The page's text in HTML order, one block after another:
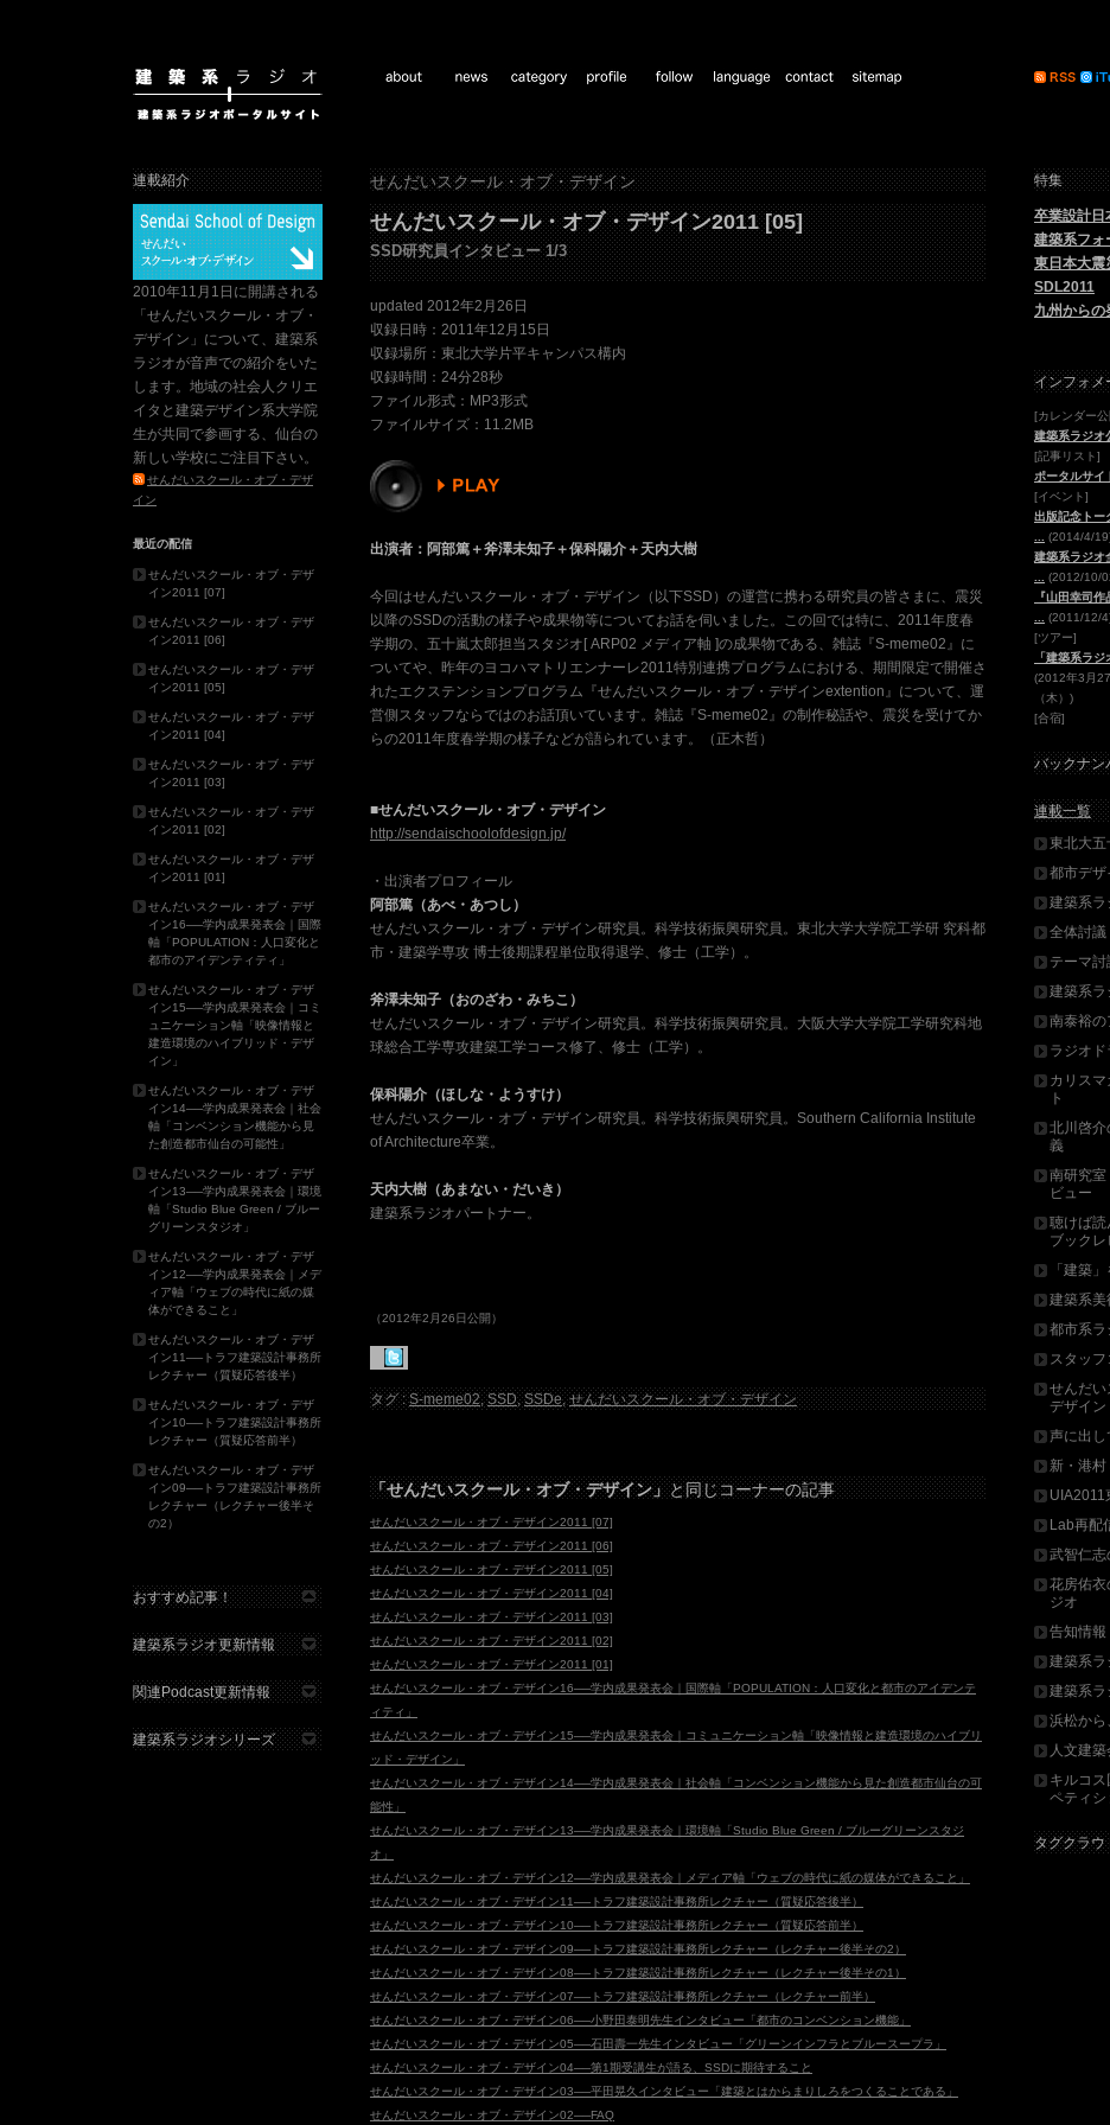
せんだいスクール・オブ・デザイン
せんだいスクール・オブ・デザイン2011 [05]
SSD研究員インタビュー 1/3
updated 2012年2月26日
収録日時：2011年12月15日
収録場所：東北大学片平キャンパス構内
収録時間：24分28秒
ファイル形式：MP3形式
ファイルサイズ：11.2MB
出演者：阿部篤＋斧澤未知子＋保科陽介＋天内大樹
今回はせんだいスクール・オブ・デザイン（以下SSD）の運営に携わる研究員の皆さまに、震災
以降のSSDの活動の様子や成果物等についてお話を伺いました。この回では特に、2011年度春
学期の、五十嵐太郎担当スタジオ[ ARP02 メディア軸 ]の成果物である、雑誌『S-meme02』に
ついてや、昨年のヨコハマトリエンナーレ2011特別連携プログラムにおける、期間限定で開催さ
れたエクステンションプログラム『せんだいスクール・オブ・デザインextention』について、運
営側スタッフならではのお話頂いています。雑誌『S-meme02』の制作秘話や、震災を受けてか
らの2011年度春学期の様子などが語られています。（正木哲）
■せんだいスクール・オブ・デザイン
http://sendaischoolofdesign.jp/
・出演者プロフィール
阿部篤（あべ・あつし）
せんだいスクール・オブ・デザイン研究員。科学技術振興研究員。東北大学大学院工学研 究科都
市・建築学専攻 博士後期課程単位取得退学、修士（工学）。
斧澤未知子（おのざわ・みちこ）
せんだいスクール・オブ・デザイン研究員。科学技術振興研究員。大阪大学大学院工学研究科地
球総合工学専攻建築工学コース修了、修士（工学）。
保科陽介（ほしな・ようすけ）
せんだいスクール・オブ・デザイン研究員。科学技術振興研究員。Southern California Institute
of Architecture卒業。
天内大樹（あまない・だいき）
建築系ラジオパートナー。
（2012年2月26日公開）
タグ :S-meme02,SSD,SSDe,せんだいスクール・オブ・デザイン
「せんだいスクール・オブ・デザイン」と同じコーナーの記事
せんだいスクール・オブ・デザイン2011 [07]
せんだいスクール・オブ・デザイン2011 [06]
せんだいスクール・オブ・デザイン2011 [05]
せんだいスクール・オブ・デザイン2011 [04]
せんだいスクール・オブ・デザイン2011 [03]
せんだいスクール・オブ・デザイン2011 [02]
せんだいスクール・オブ・デザイン2011 [01]
せんだいスクール・オブ・デザイン16──学内成果発表会｜国際軸「POPULATION：人口変化と都市のアイデンテ
ィティ」
せんだいスクール・オブ・デザイン15──学内成果発表会｜コミュニケーション軸「映像情報と建造環境のハイブリ
ッド・デザイン」
せんだいスクール・オブ・デザイン14──学内成果発表会｜社会軸「コンベンション機能から見た創造都市仙台の可
能性」
せんだいスクール・オブ・デザイン13──学内成果発表会｜環境軸「Studio Blue Green / ブルーグリーンスタジ
オ」
せんだいスクール・オブ・デザイン12──学内成果発表会｜メディア軸「ウェブの時代に紙の媒体ができること」
せんだいスクール・オブ・デザイン11──トラフ建築設計事務所レクチャー（質疑応答後半）
せんだいスクール・オブ・デザイン10──トラフ建築設計事務所レクチャー（質疑応答前半）
せんだいスクール・オブ・デザイン09──トラフ建築設計事務所レクチャー（レクチャー後半その2）
せんだいスクール・オブ・デザイン08──トラフ建築設計事務所レクチャー（レクチャー後半その1）
せんだいスクール・オブ・デザイン07──トラフ建築設計事務所レクチャー（レクチャー前半）
せんだいスクール・オブ・デザイン06──小野田泰明先生インタビュー「都市のコンベンション機能」
せんだいスクール・オブ・デザイン05──石田壽一先生インタビュー「グリーンインフラとブルースープラ」
せんだいスクール・オブ・デザイン04──第1期受講生が語る、SSDに期待すること
せんだいスクール・オブ・デザイン03──平田晃久インタビュー「建築とはからまりしろをつくることである」
せんだいスクール・オブ・デザイン02──FAQ
連載紹介
2010年11月1日に開講される
「せんだいスクール・オブ・
デザイン」について、建築系
ラジオが音声での紹介をいた
します。地域の社会人クリエ
イタと建築デザイン系大学院
生が共同で参画する、仙台の
新しい学校にご注目下さい。
せんだいスクール・オブ・デザ
イン
最近の配信
せんだいスクール・オブ・デザ
イン2011 [07]
せんだいスクール・オブ・デザ
イン2011 [06]
せんだいスクール・オブ・デザ
イン2011 [05]
せんだいスクール・オブ・デザ
イン2011 [04]
せんだいスクール・オブ・デザ
イン2011 [03]
せんだいスクール・オブ・デザ
イン2011 [02]
せんだいスクール・オブ・デザ
イン2011 [01]
せんだいスクール・オブ・デザ
イン16──学内成果発表会｜国際
軸「POPULATION：人口変化と
都市のアイデンティティ」
せんだいスクール・オブ・デザ
イン15──学内成果発表会｜コミ
ュニケーション軸「映像情報と
建造環境のハイブリッド・デザ
イン」
せんだいスクール・オブ・デザ
イン14──学内成果発表会｜社会
軸「コンベンション機能から見
た創造都市仙台の可能性」
せんだいスクール・オブ・デザ
イン13──学内成果発表会｜環境
軸「Studio Blue Green / ブルー
グリーンスタジオ」
せんだいスクール・オブ・デザ
イン12──学内成果発表会｜メデ
ィア軸「ウェブの時代に紙の媒
体ができること」
せんだいスクール・オブ・デザ
イン11──トラフ建築設計事務所
レクチャー（質疑応答後半）
せんだいスクール・オブ・デザ
イン10──トラフ建築設計事務所
レクチャー（質疑応答前半）
せんだいスクール・オブ・デザ
イン09──トラフ建築設計事務所
レクチャー（レクチャー後半そ
の2）
おすすめ記事！
建築系ラジオ更新情報
関連Podcast更新情報
建築系ラジオシリーズ
特集
卒業設計日
建築系フォ
東日本大震
SDL2011
九州からの
インフォメ
[カレンダー公
建築系ラジオ
[記事リスト]
ポータルサイ
[イベント]
出版記念トー
(2014/4/
建築系ラジオ
(2012/10/
『山田幸司
(2011/12/
[ツアー]
「建築系ラ
(2012年3月
（木）)
[合宿]
バックナン
連載一覧
東北大五
都市デザ
建築系ラ
全体討議
テーマ討
建築系ラ
南泰裕の
ラジオド
カリス
ト
北川啓介
義
南研究室
ビュー
聴けば読
ブックレ
「建築
建築系美
都市系ラ
スタッ
せんだい
デザイン
声に出
新・港
UIA2011
Lab再配
武智仁志
花房佑衣
ジオ
告知情報
建築系ラ
建築系ラ
浜松から
人文建築
キルコ
ペティシ
タグクラウ